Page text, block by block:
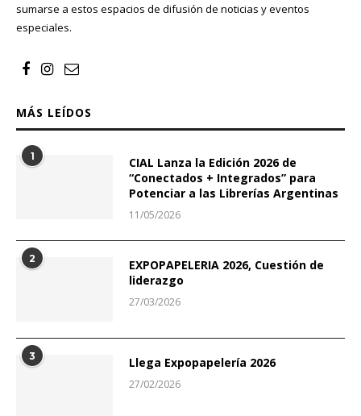
sumarse a estos espacios de difusión de noticias y eventos
especiales.
MÁS LEÍDOS
1
CIAL Lanza la Edición 2026 de
“Conectados + Integrados” para
Potenciar a las Librerías Argentinas
11/05/2026
2
EXPOPAPELERIA 2026, Cuestión de
liderazgo
27/03/2026
3 Llega Expopapelería 2026
27/02/2026